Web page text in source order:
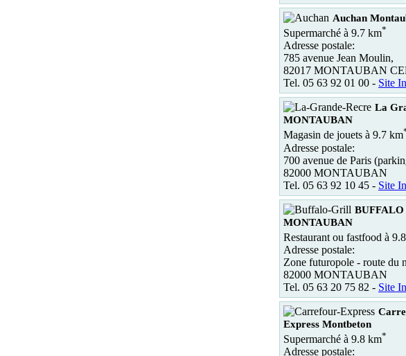
Auchan
Supermarché à 9.7 km*
Adresse postale:
785 avenue Jean Moulin,
82017 MONTAUBAN
Tel. 05 63 92 01 00 - Site
La
MONTAUBAN
Magasin de jouets à 9.7 km
Adresse postale:
700 avenue de Paris
82000 MONTAUBAN
Tel. 05 63 92 10 45 - Site
MONTAUBAN
Restaurant ou fastfood à
Adresse postale:
Zone futuropole - route du
82000 MONTAUBAN
Tel. 05 63 20 75 82 - Site
Express Montbeton
Supermarché à 9.8 km*
Adresse postale: